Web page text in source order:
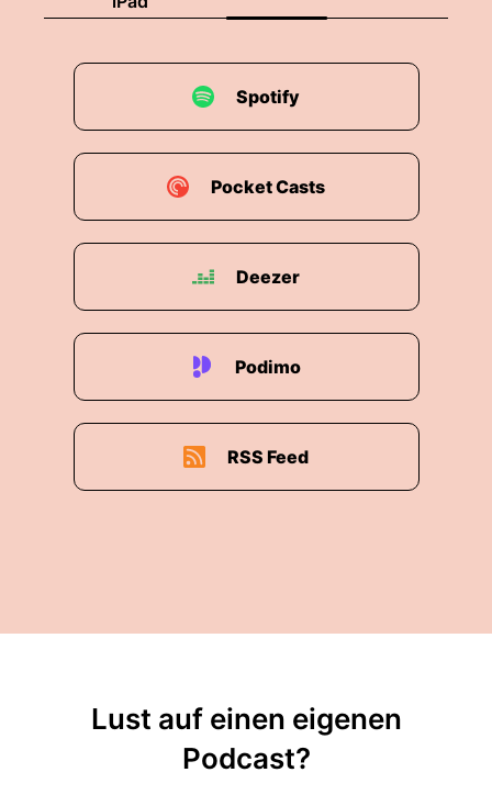
Spotify
Pocket Casts
Deezer
Podimo
RSS Feed
Lust auf einen eigenen
Podcast?